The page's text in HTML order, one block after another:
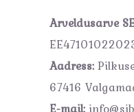
Arveldusarve
Aadress:
67416